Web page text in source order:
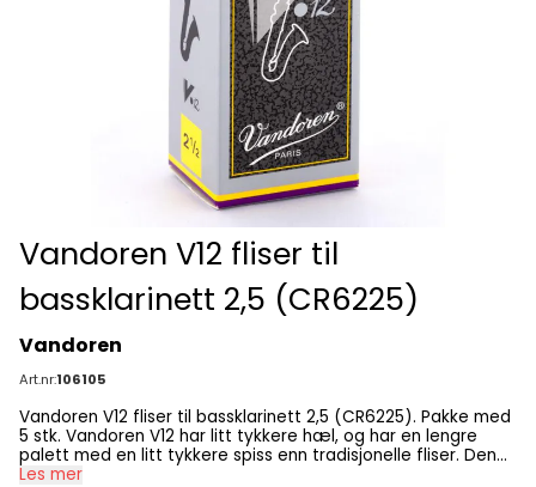
Vandoren V12 fliser til
bassklarinett 2,5 (CR6225)
Vandoren
Art.nr:106105
Vandoren V12 fliser til bassklarinett 2,5 (CR6225). Pakke med
5 stk. Vandoren V12 har litt tykkere hæl, og har en lengre
palett med en litt tykkere spiss enn tradisjonelle fliser. Den
lengre paletten betyr at mer av røret vibrerer, og det gir en
Les mer